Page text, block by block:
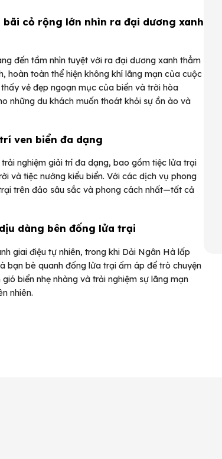
cỏ rộng lớn nhìn ra đại dương xanh
đến tầm nhìn tuyệt vời ra đại dương xanh thẳm
hoàn toàn thể hiện không khí lãng mạn của cuộc
vẻ đẹp ngoạn mục của biển và trời hòa
những du khách muốn thoát khỏi sự ồn ào và
ven biển đa dạng
nghiệm giải trí đa dạng, bao gồm tiệc lửa trại
và tiệc nướng kiểu biển. Với các dịch vụ phong
trên đảo sâu sắc và phong cách nhất—tất cả
dàng bên đống lửa trại
giai điệu tự nhiên, trong khi Dải Ngân Hà lấp
bạn bè quanh đống lửa trại ấm áp để trò chuyện
biển nhẹ nhàng và trải nghiệm sự lãng mạn
nhiên.